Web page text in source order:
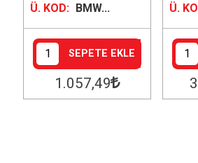
Ü. KOD: BMW...
SEPETE EKLE
1.057,49
Ü.